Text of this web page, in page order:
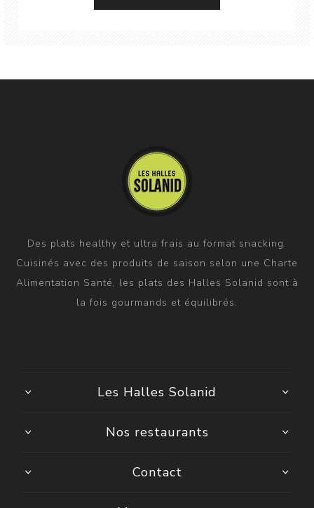
Des plats healthy et ultra frais au format snacking.
Cuisinés avec des produits de saison selon une Charte
Alimentation Santé, les plats des Halles Solanid sont à
la fois gourmands et équilibrés.
Les Halles Solanid
Nos restaurants
Contact